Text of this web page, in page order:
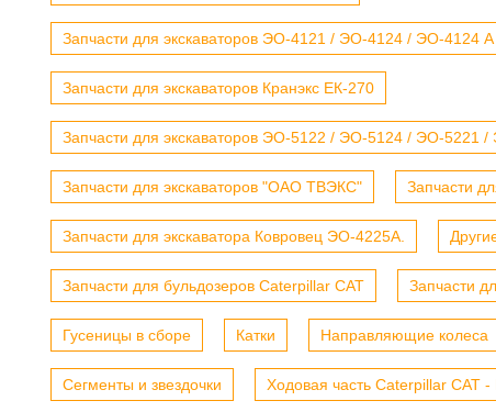
Запчасти для экскаваторов ЭО-4121 / ЭО-4124 / ЭО-4124
Запчасти для экскаваторов Кранэкс ЕК-270
Запчасти для экскаваторов ЭО-5122 / ЭО-5124 / ЭО-5221
Запчасти для экскаваторов "ОАО ТВЭКС" Запчасти
Запчасти для экскаватора Ковровец ЭО-4225А.
Запчасти для бульдозеров Caterpillar CAT Запчасти
Гусеницы в сборе Катки Направляющие колеса
Сегменты и звездочки Ходовая часть Caterpillar CAT